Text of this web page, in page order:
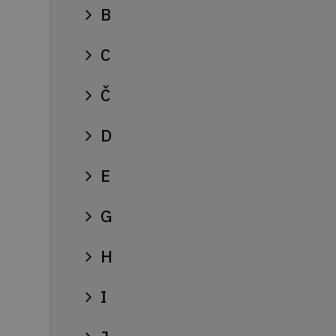
B
C
Č
D
E
G
H
I